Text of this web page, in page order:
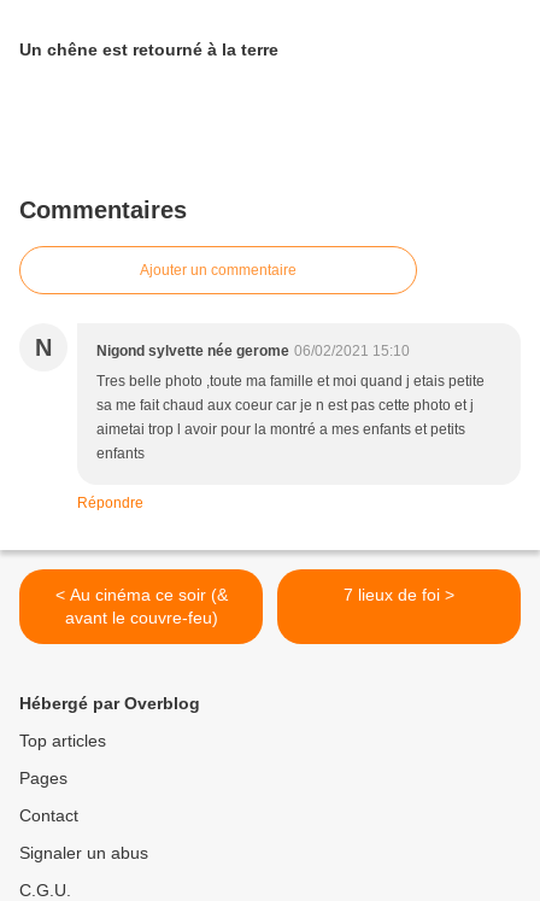
Un chêne est retourné à la terre
Commentaires
Ajouter un commentaire
N Nigond sylvette née gerome 06/02/2021 15:10
Tres belle photo ,toute ma famille et moi quand j etais petite
sa me fait chaud aux coeur car je n est pas cette photo et j
aimetai trop l avoir pour la montré a mes enfants et petits
enfants
Répondre
< Au cinéma ce soir (&
avant le couvre-feu)
7 lieux de foi >
Hébergé par Overblog
Top articles
Pages
Contact
Signaler un abus
C.G.U.